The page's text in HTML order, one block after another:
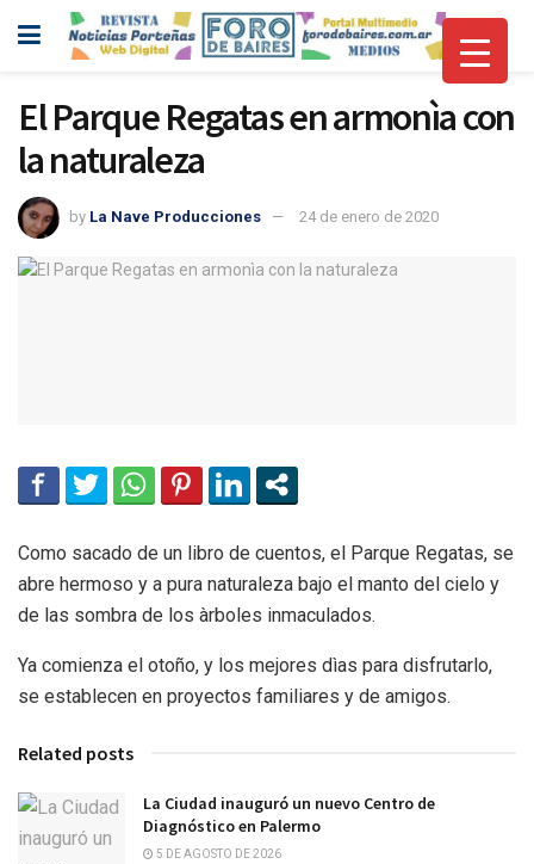
El Parque Regatas en armonìa con
la naturaleza
by La Nave Producciones 24 de enero de 2020
Como sacado de un libro de cuentos, el Parque Regatas, se
abre hermoso y a pura naturaleza bajo el manto del cielo y
de las sombra de los àrboles inmaculados.
Ya comienza el otoño, y los mejores dìas para disfrutarlo,
se establecen en proyectos familiares y de amigos.
Related posts
La Ciudad inauguró un nuevo Centro de
Diagnóstico en Palermo
5 DE AGOSTO DE 2026